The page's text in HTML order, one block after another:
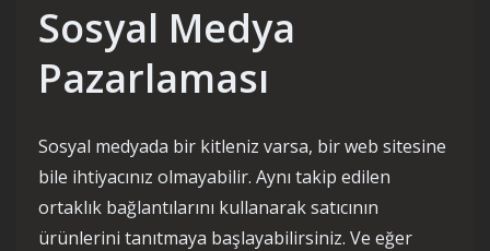
Sosyal Medya
Pazarlaması
Sosyal medyada bir kitleniz varsa, bir web sitesine
bile ihtiyacınız olmayabilir. Aynı takip edilen
ortaklık bağlantılarını kullanarak satıcının
ürünlerini tanıtmaya başlayabilirsiniz. Ve eğer